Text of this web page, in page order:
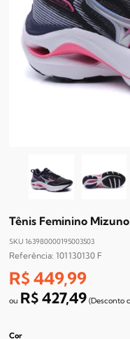
Tênis Feminino
SKU 163980000195003503
101130130 F
R$ 449,99
R$ 427,49 (Desconto
Cor